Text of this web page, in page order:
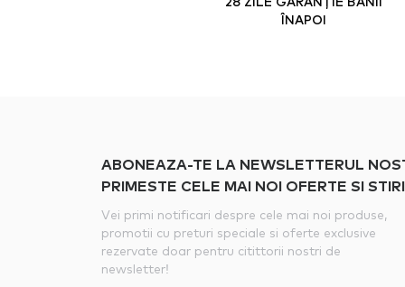
ÎNAPOI
ABONEAZA-TE LA NEWSLETTERUL
PRIMESTE CELE MAI NOI OFERTE SI
Vei primi notificari despre cele mai noi produse,
promotii cu preturi speciale si oferte exclusive
rezervate doar pentru citittorii nostri de
newsletter!